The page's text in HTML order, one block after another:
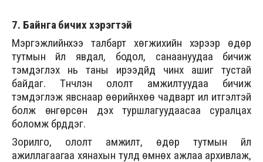
7. Байнга бичих хэрэгтэй
Мэргэжлийнхээ талбарт хөгжихийн хэрээр өдөр
тутмын үйл явдал, бодол, санаануудаа бичиж
тэмдэглэх нь таны ирээдүйд чинхүү ашиг тустай
байдаг. Түүнчлэн ололт амжилтуудаа бичиж
тэмдэглэж явснаар өөрийнхөө чадварт илүү итгэлтэй
болж өнгөрсөн дэх туршлагуудаасаа суралцах
боломж бүрддэг.
Зорилго, ололт амжилт, өдөр тутмын үйл
ажиллагаагаа хянахын тулд өмнөх ажлаа архивлаж,